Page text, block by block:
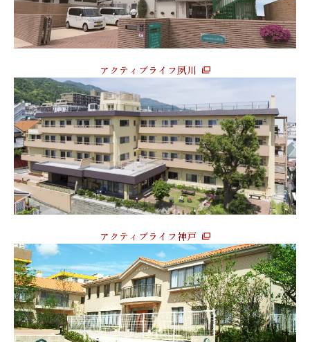
アクティブライフ夙川
アクティブライフ神戸